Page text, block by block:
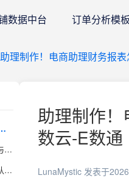
数据中台 订单分析模板
助理制作！电商助理财务报
心结构与基础认知
1. 电商财务报表的组成与逻辑框架
2. 电商财务报表的基础认知与常见误区
助理制作
数云-E数通
LunaMystic 发表于